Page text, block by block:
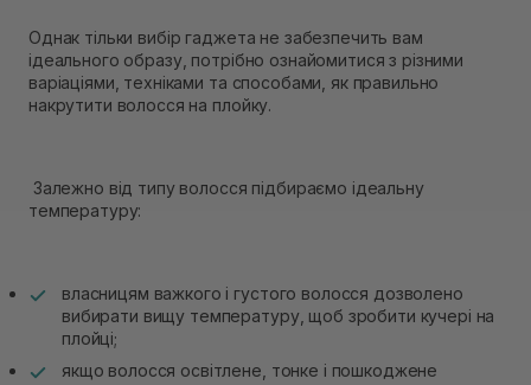
Однак тільки вибір гаджета не забезпечить вам
ідеального образу, потрібно ознайомитися з різними
варіаціями, техніками та способами, як правильно
накрутити волосся на плойку.
Залежно від типу волосся підбираємо ідеальну
температуру:
власницям важкого і густого волосся дозволено
вибирати вищу температуру, щоб зробити кучері на
плойці;
якщо волосся освітлене, тонке і пошкоджене